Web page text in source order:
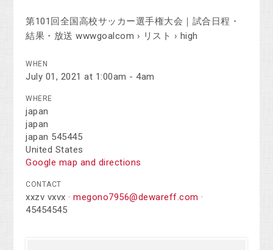
第101回全国高校サッカー選手権大会｜試合日程・
結果・放送 wwwgoalcom › リスト › high
WHEN
July 01, 2021 at 1:00am - 4am
WHERE
japan
japan
japan 545445
United States
Google map and directions
CONTACT
xxzv vxvx ·megono7956@dewareff.com ·
45454545